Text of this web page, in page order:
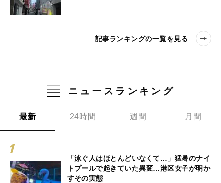
記事ランキングの一覧を見る
ニュースランキング
最新 24時間 週間 月間
「泳ぐ人はほとんどいなくて…」猛暑のナイ
トプールで起きていた異変…港区女子が明か
すその実態